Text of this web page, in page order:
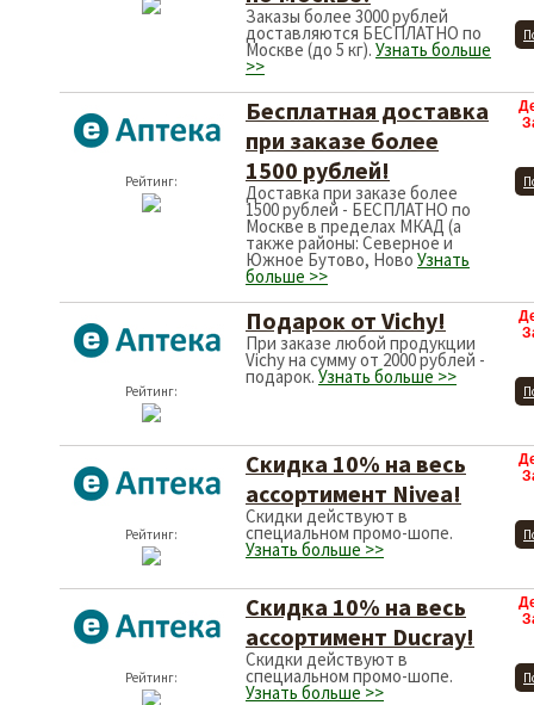
Заказы более 3000 рублей
доставляются БЕСПЛАТНО по
Москве (до 5 кг). Узнать больше
>>
Рейтинг:
Бесплатная доставка
при заказе более
1500 рублей!
Доставка при заказе более
1500 рублей - БЕСПЛАТНО по
Москве в пределах МКАД (а
также районы: Северное и
Южное Бутово, Ново Узнать
больше >>
Рейтинг:
Подарок от Vichy!
При заказе любой продукции
Vichy на сумму от 2000 рублей -
подарок. Узнать больше >>
Рейтинг:
Скидка 10% на весь
ассортимент Nivea!
Скидки действуют в
специальном промо-шопе.
Узнать больше >>
Рейтинг:
Скидка 10% на весь
ассортимент Ducray!
Скидки действуют в
специальном промо-шопе.
Узнать больше >>